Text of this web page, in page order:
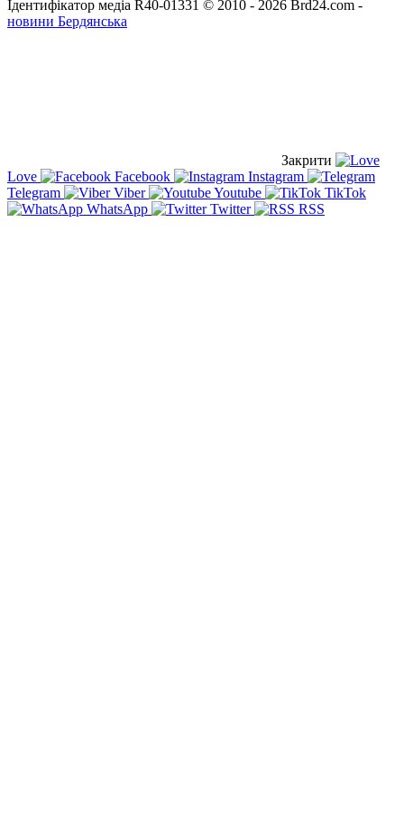
Ідентифікатор медіа R40-01331 © 2010 - 2026 Brd24.com -
новини Бердянська
Закрити
Love
Facebook
Instagram
Telegram
Viber Youtube
TikTok
WhatsApp
Twitter RSS